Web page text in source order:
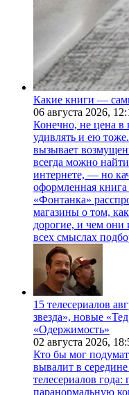
Какие книги —
06 августа 2026,
Конечно, не цена
удивлять и ею
вызывает
всегда можно
интернете, — но
оформленная
«Фонтанка»
магазины о том,
дорогие, и чем они
всех смыслах
15 телесериалов
звезда», новые
«Одержимость»
02 августа 2026,
Кто бы мог
вывалит в
телесериалов
паранормальную